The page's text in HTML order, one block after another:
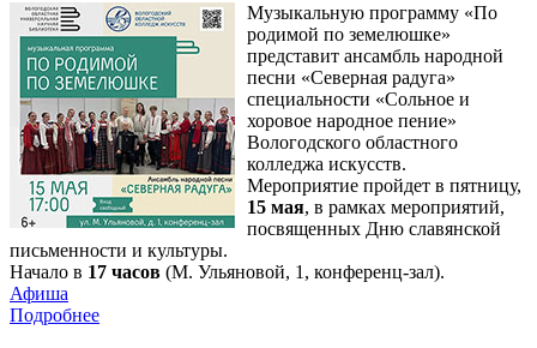
Музыкальную программу «По
родимой по земелюшке»
представит ансамбль народной
песни «Северная радуга»
специальности «Сольное и
хоровое народное пение»
Вологодского областного
колледжа искусств.
Мероприятие пройдет в пятницу,
15 мая, в рамках мероприятий,
посвященных Дню славянской
письменности и культуры.
Начало в 17 часов (М. Ульяновой, 1, конференц-зал).
Афиша
Подробнее